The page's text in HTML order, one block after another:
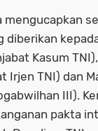
mengucapkan
diberikan
Kasum
Irjen TNI) dan
III).
pakta